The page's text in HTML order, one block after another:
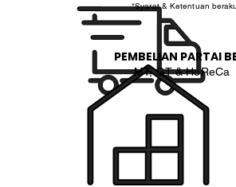
*Syarat & Ketentuan
PEMBELIAN PARTAI
MT, GT & HoReCa